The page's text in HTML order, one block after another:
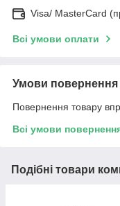
Visa/ MasterCard
Всі умови оплати
Умови повернення
Повернення товару
Всі умови
Подібні товари